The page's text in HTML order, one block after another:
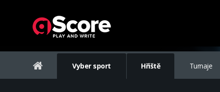
Vyber sport Hřiště Turnaje